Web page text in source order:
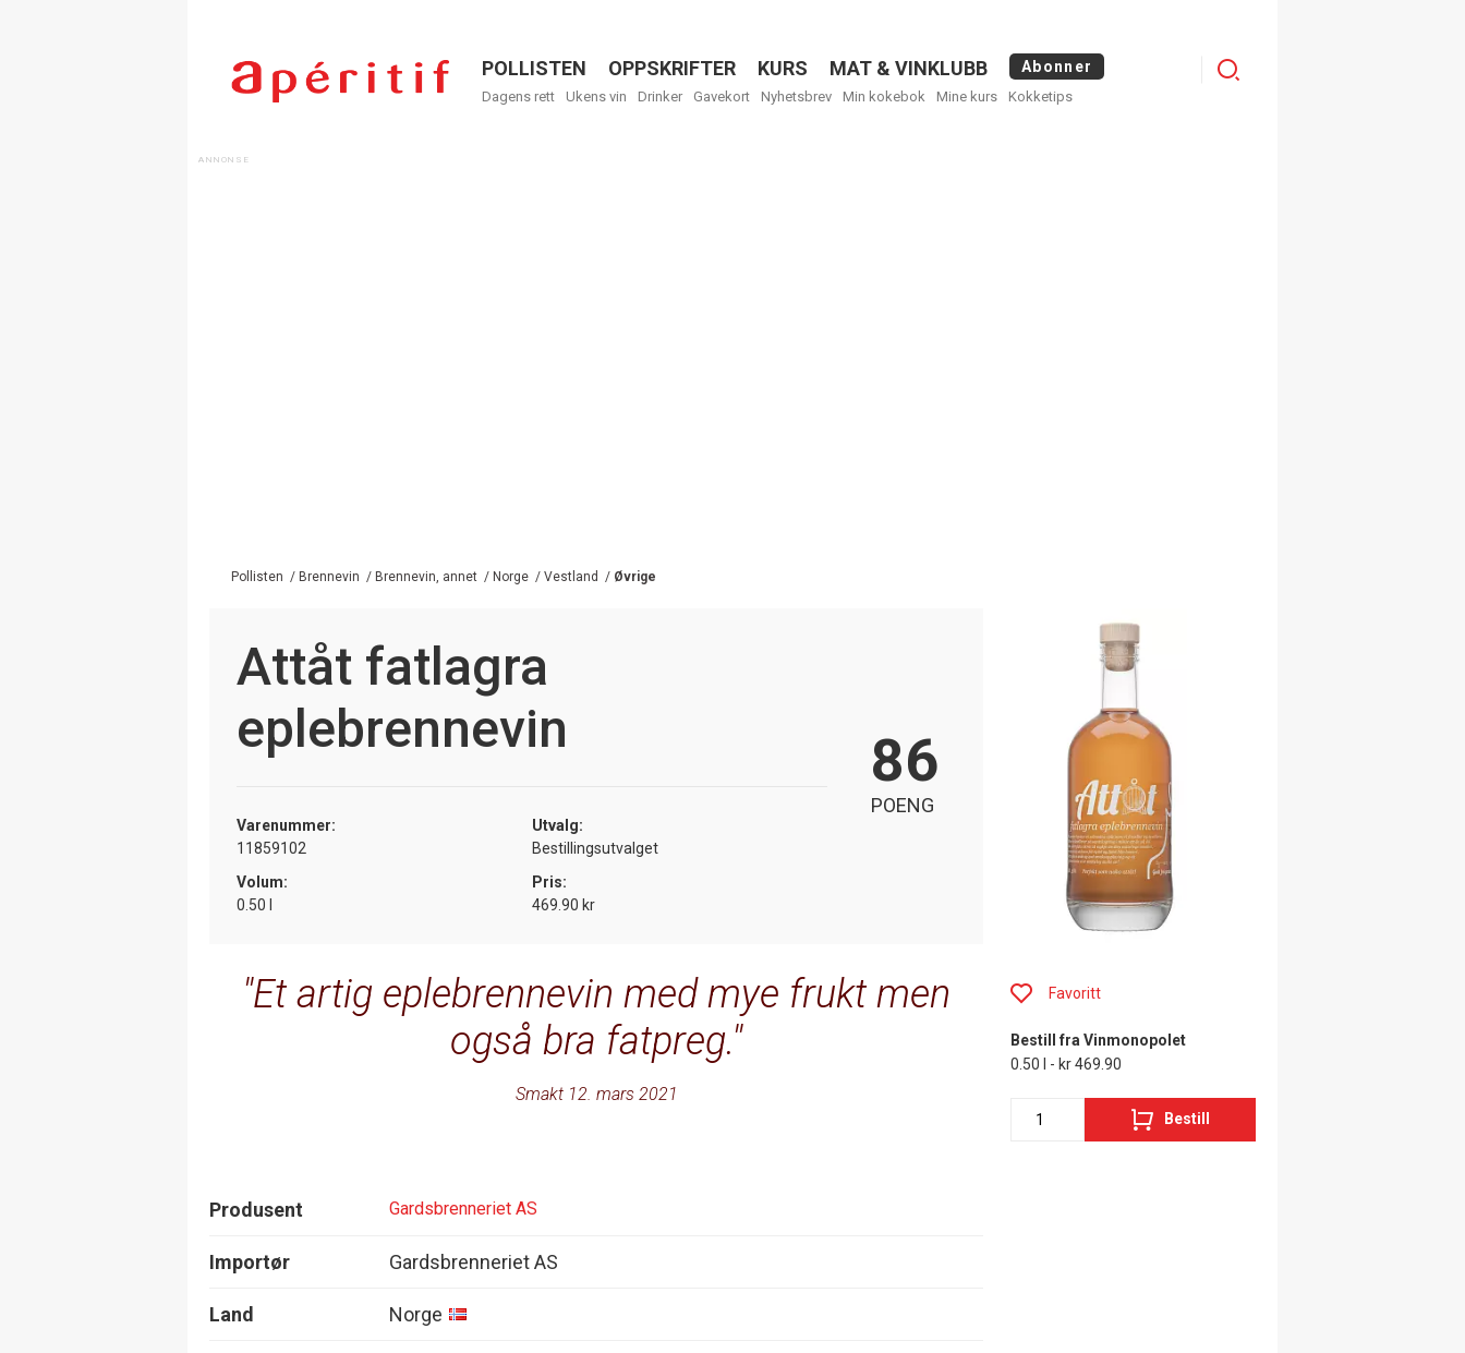
Menu
POLLISTEN OPPSKRIFTER KURS MAT & VINKLUBB Abonner
Dagens rett Ukens vin Drinker Gavekort Nyhetsbrev Min kokebok Mine kurs Kokketips
Menu
Pollisten / Brennevin / Brennevin, annet / Norge / Vestland / Øvrige
Attåt fatlagra
eplebrennevin
Varenummer:
11859102
Utvalg:
Bestillingsutvalget
Volum:
0.50 l
Pris:
469.90 kr
86
POENG
Et artig eplebrennevin med mye frukt men
også bra fatpreg.
Smakt 12. mars 2021
Produsent Gardsbrenneriet AS
Importør Gardsbrenneriet AS
Land Norge
Favoritt
Bestill fra Vinmonopolet
0.50 l - kr 469.90
Bestill